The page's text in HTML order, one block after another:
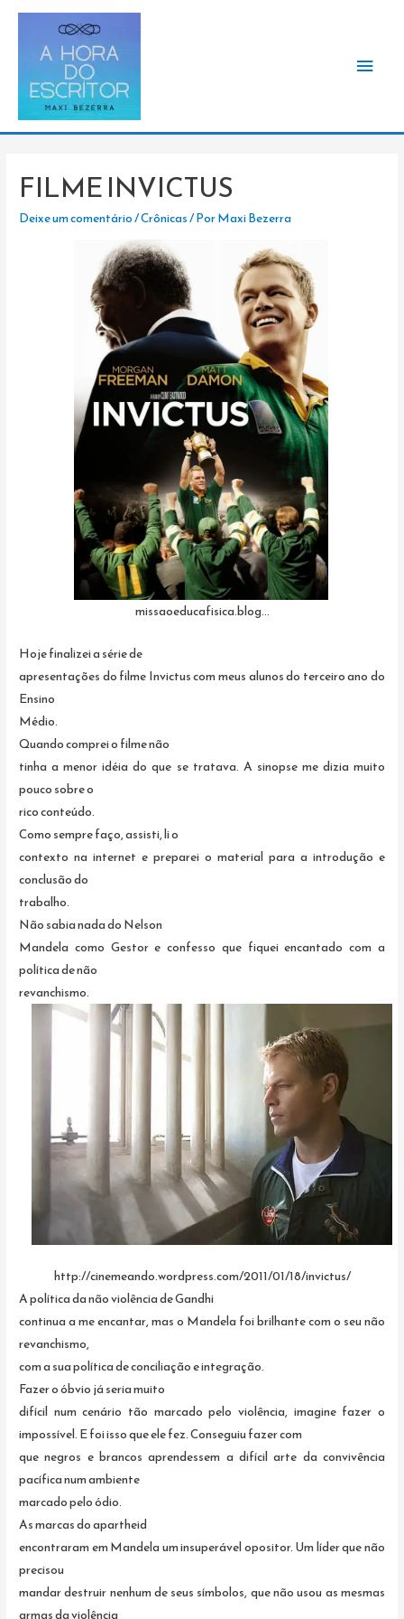
FILME INVICTUS
Deixe um comentário/Crônicas/ PorMaxi Bezerra
missaoeducafisica.blog…
Hoje finalizei a série de
apresentações do filme Invictus com meus alunos do terceiro ano do
Ensino
Médio.
Quando comprei o filme não
tinha a menor idéia do que se tratava. A sinopse me dizia muito
pouco sobre o
rico conteúdo.
Como sempre faço, assisti, li o
contexto na internet e preparei o material para a introdução e
conclusão do
trabalho.
Não sabia nada do Nelson
Mandela como Gestor e confesso que fiquei encantado com a
política de não
revanchismo.
http://cinemeando.wordpress.com/2011/01/18/invictus/
A política da não violência de Gandhi
continua a me encantar, mas o Mandela foi brilhante com o seu não
revanchismo,
com a sua política de conciliação e integração.
Fazer o óbvio já seria muito
difícil num cenário tão marcado pelo violência, imagine fazer o
impossível. E foi isso que ele fez. Conseguiu fazer com
que negros e brancos aprendessem a difícil arte da convivência
pacífica num ambiente
marcado pelo ódio.
As marcas do apartheid
encontraram em Mandela um insuperável opositor. Um líder que não
precisou
mandar destruir nenhum de seus símbolos, que não usou as mesmas
armas da violência